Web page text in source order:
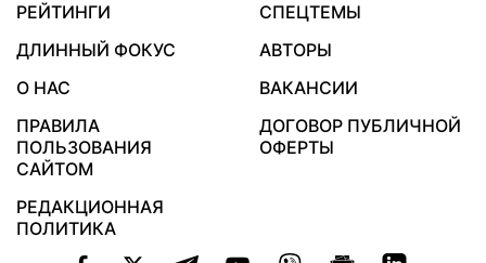
РЕЙТИНГИ
СПЕЦТЕМЫ
ДЛИННЫЙ ФОКУС
АВТОРЫ
О НАС
ВАКАНСИИ
ПРАВИЛА
ПОЛЬЗОВАНИЯ
САЙТОМ
ДОГОВОР ПУБЛИЧНОЙ
ОФЕРТЫ
РЕДАКЦИОННАЯ
ПОЛИТИКА